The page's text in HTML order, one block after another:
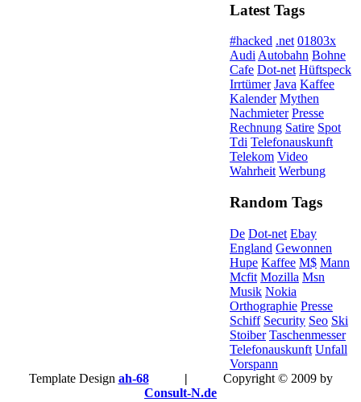
Latest Tags
#hacked .net 01803x
Audi Autobahn Bohne
Cafe Dot-net Hüftspeck
Irrtümer Java Kaffee
Kalender Mythen
Nachmieter Presse
Rechnung Satire Spot
Tdi Telefonauskunft
Telekom Video
Wahrheit Werbung
Random Tags
De Dot-net Ebay
England Gewonnen
Hupe Kaffee M$ Mann
Mcfit Mozilla Msn
Musik Nokia
Orthographie Presse
Schiff Security Seo Ski
Stoiber Taschenmesser
Telefonauskunft Unfall
Vorspann
Template Design ah-68 | Copyright © 2009 by
Consult-N.de